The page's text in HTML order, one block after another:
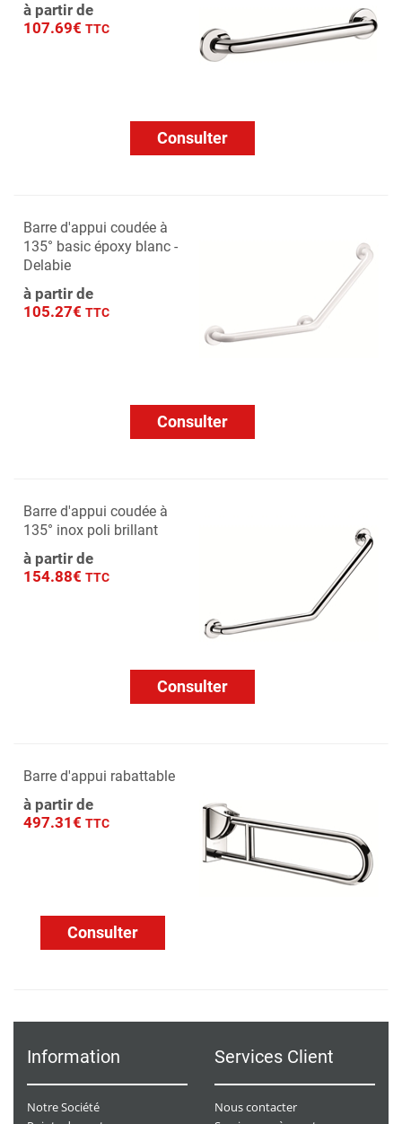
à partir de
107.69€ TTC
Consulter
Barre d'appui coudée à
135° basic époxy blanc -
Delabie
à partir de
105.27€ TTC
Consulter
Barre d'appui coudée à
135° inox poli brillant
à partir de
154.88€ TTC
Consulter
Barre d'appui rabattable
à partir de
497.31€ TTC
Consulter
Information
Notre Société
Services Client
Nous contacter